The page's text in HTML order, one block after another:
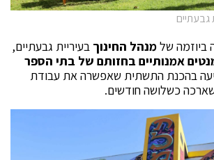
גבעתיים
ביוזמה שלמנהל החינוך בעיריית גבעתיים,
אמנותיים בחזותם של בתי הספר
בהכנת התשתית שאפשרה את עבודת
כשלושה חודשים.